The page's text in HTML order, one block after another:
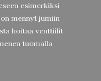
esimerkiksi
mennyt jumiin
hoitaa venttiilit
tuomalla